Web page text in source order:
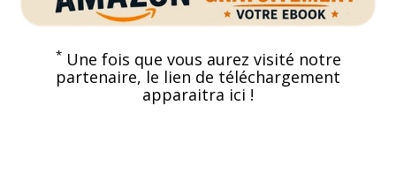
*Une fois que vous aurez visité notre
partenaire, le lien de téléchargement
apparaitra ici !